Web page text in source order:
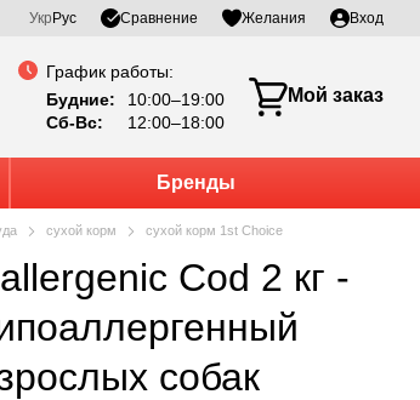
Укр Рус Сравнение Желания Вход
График работы:
Будние:
10:00–19:00
Сб-Вс:
12:00–18:00
Мой заказ
Бренды
сухой корм сухой корм 1st Choice
собак